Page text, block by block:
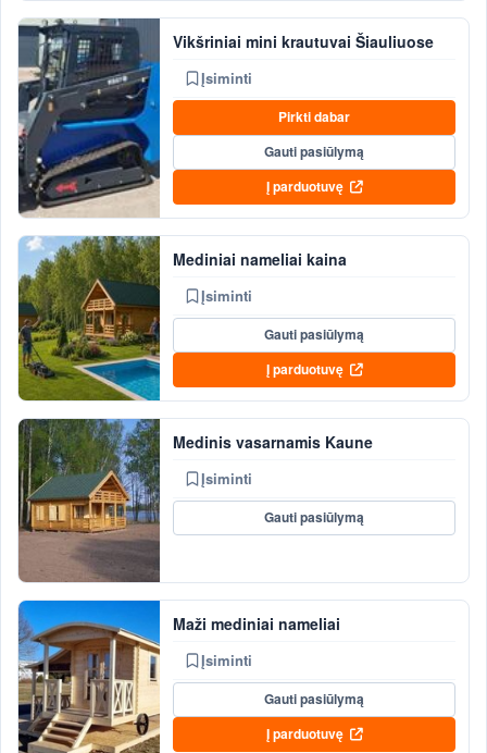
Vikšriniai mini krautuvai Šiauliuose
Įsiminti
Pirkti dabar
Gauti pasiūlymą
Į parduotuvę
Mediniai nameliai kaina
Įsiminti
Gauti pasiūlymą
Į parduotuvę
Medinis vasarnamis Kaune
Įsiminti
Gauti pasiūlymą
Maži mediniai nameliai
Įsiminti
Gauti pasiūlymą
Į parduotuvę